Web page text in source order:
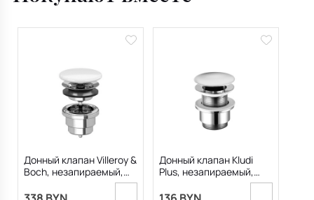
Донный клапан Villeroy &
Boch, незапираемый,
накладка, 68350001
Донный клапан Kludi
Plus, незапираемый,